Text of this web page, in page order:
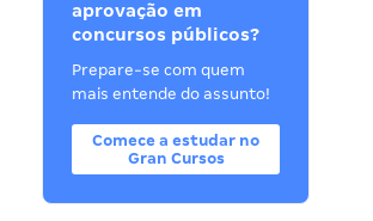
aprovação em
concursos públicos?
Prepare-se com quem
mais entende do assunto!
Comece a estudar no
Gran Cursos